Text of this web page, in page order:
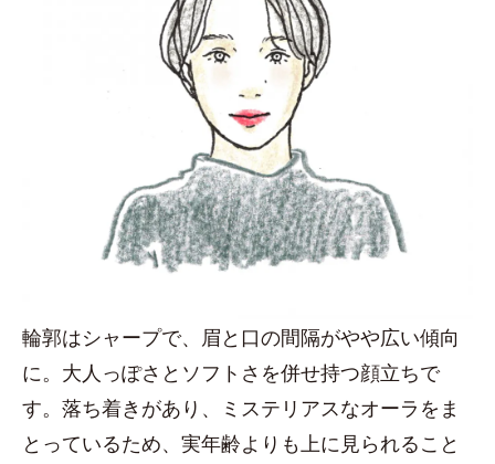
輪郭はシャープで、眉と口の間隔がやや広い傾向
に。大人っぽさとソフトさを併せ持つ顔立ちで
す。落ち着きがあり、ミステリアスなオーラをま
とっているため、実年齢よりも上に見られること